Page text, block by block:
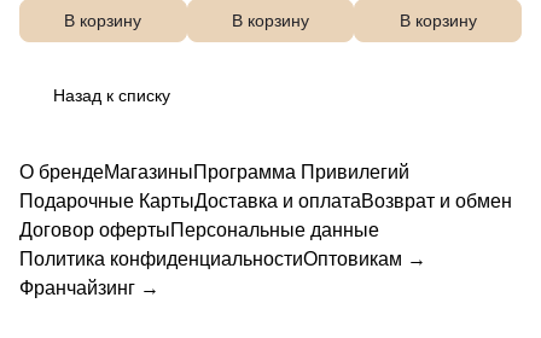
В корзину
В корзину
В корзину
Назад к списку
О брендеМагазиныПрограмма Привилегий
Подарочные КартыДоставка и оплатаВозврат и обмен
Договор офертыПерсональные данные
Политика конфиденциальностиОптовикам →
Франчайзинг →